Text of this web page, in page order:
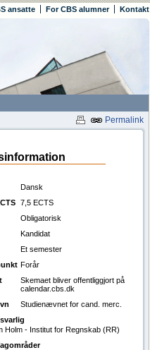
ansatte For CBS alumner Kontakt
Permalink
Dansk
7,5 ECTS
Obligatorisk
Kandidat
Et semester
Forår
Skemaet bliver offentliggjort på
calendar.cbs.dk
Studienævnet for cand. merc.
Holm - Institut for Regnskab (RR)